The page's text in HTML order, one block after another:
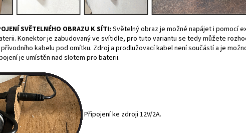
SVĚTELNÉHO OBRAZU K SÍTI:Světelný obraz je možné napájet i pomocí
Konektor je zabudovaný ve svítidle, pro tuto variantu se tedy můžete
kabelu pod omítku. Zdroj a prodlužovací kabel není součástí a je
je umístěn nad slotem pro baterii.
Připojení ke zdroji 12V/2A.